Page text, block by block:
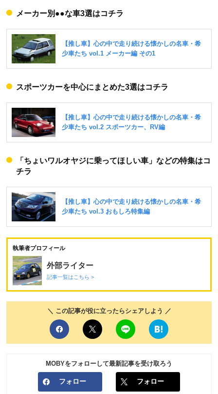
メーカー別●●な車3選はコチラ
スポーツカーを中心にまとめた3選はコチラ
「ちょいワルオヤジに乗ってほしい車」などの特集はコ
チラ
執筆者プロフィール
外部ライター
記事一覧はこちら >
＼ この記事が役に立ったらシェアしよう ／
MOBYをフォローして最新記事を受け取ろう
フォロー フォロー